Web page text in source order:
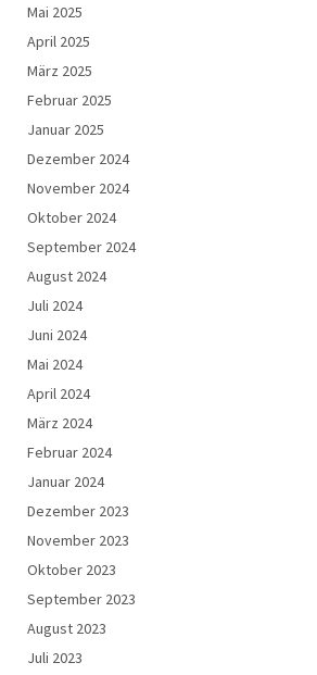
Mai 2025
April 2025
März 2025
Februar 2025
Januar 2025
Dezember 2024
November 2024
Oktober 2024
September 2024
August 2024
Juli 2024
Juni 2024
Mai 2024
April 2024
März 2024
Februar 2024
Januar 2024
Dezember 2023
November 2023
Oktober 2023
September 2023
August 2023
Juli 2023